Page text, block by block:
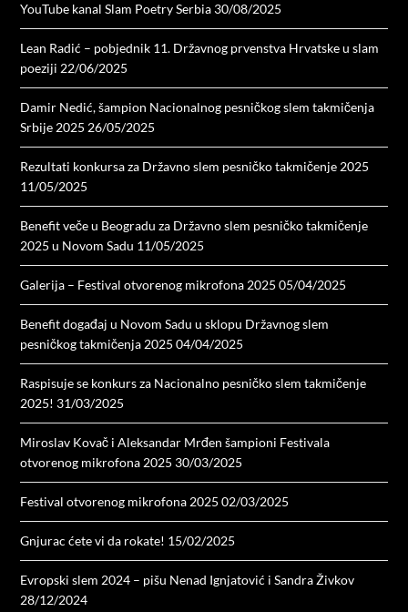
YouTube kanal Slam Poetry Serbia 30/08/2025
Lean Radić – pobjednik 11. Državnog prvenstva Hrvatske u slam
poeziji 22/06/2025
Damir Nedić, šampion Nacionalnog pesničkog slem takmičenja
Srbije 2025 26/05/2025
Rezultati konkursa za Državno slem pesničko takmičenje 2025
11/05/2025
Benefit veče u Beogradu za Državno slem pesničko takmičenje
2025 u Novom Sadu 11/05/2025
Galerija – Festival otvorenog mikrofona 2025 05/04/2025
Benefit događaj u Novom Sadu u sklopu Državnog slem
pesničkog takmičenja 2025 04/04/2025
Raspisuje se konkurs za Nacionalno pesničko slem takmičenje
2025! 31/03/2025
Miroslav Kovač i Aleksandar Mrđen šampioni Festivala
otvorenog mikrofona 2025 30/03/2025
Festival otvorenog mikrofona 2025 02/03/2025
Gnjurac ćete vi da rokate! 15/02/2025
Evropski slem 2024 – pišu Nenad Ignjatović i Sandra Živkov
28/12/2024